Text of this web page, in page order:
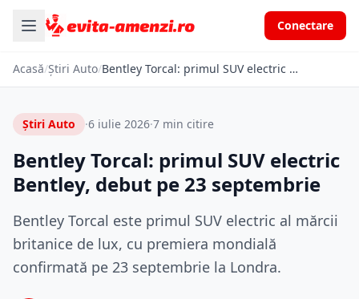
Conectare
Acasă/Știri Auto/ Bentley Torcal: primul SUV electric Bentley, debut pe 23 septembrie
Știri Auto ·6 iulie 2026·7 min citire
Bentley Torcal: primul SUV electric
Bentley, debut pe 23 septembrie
Bentley Torcal este primul SUV electric al mărcii
britanice de lux, cu premiera mondială
confirmată pe 23 septembrie la Londra.